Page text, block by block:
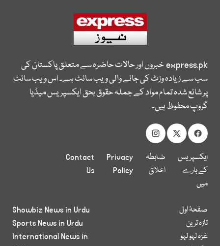
express.pkخبروں اور حالات حاضرہ سے متعلق پاکستان کی
سب سے زیادہ وزٹ کی جانے والی ویب سائٹ ہے۔ اس ویب سائٹ
پر شائع شدہ تمام مواد کے جملہ حقوق بحق ایکسپریس میڈیا
گروپ محفوظ ہیں۔
ایکسپریس
کے بارے
میں
ضابطہ
اخلاق
Privacy
Policy
Contact
Us
صفحۂ اول
تازہ ترین
غزہ لہو لہو
Showbiz News in Urdu
Sports News in Urdu
International News in